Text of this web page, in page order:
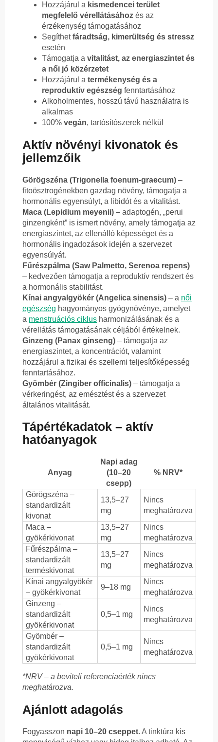
Hozzájárul a kismedencei terület
megfelelő vérellátásához és az
érzékenység támogatásához
Segíthetfáradtság, kimerültség és stressz
esetén
Támogatja a vitalitást, az energiaszintet és
a női jó közérzetet
Hozzájárul a termékenység és a
reproduktív egészség fenntartásához
Alkoholmentes, hosszú távú használatra is
alkalmas
100% vegán, tartósítószerek nélkül
Aktív növényi kivonatok és
jellemzőik
Görögszéna (Trigonella foenum-graecum) –
fitoösztrogénekben gazdag növény, támogatja a
hormonális egyensúlyt, a libidót és a vitalitást.
Maca (Lepidium meyenii) – adaptogén, „perui
ginzengként” is ismert növény, amely támogatja az
energiaszintet, az ellenálló képességet és a
hormonális ingadozások idején a szervezet
egyensúlyát.
Fűrészpálma (Saw Palmetto, Serenoa repens)
– kedvezően támogatja a reproduktív rendszert és
a hormonális stabilitást.
Kínai angyalgyökér (Angelica sinensis) – a női
egészség hagyományos gyógynövénye, amelyet
a menstruációs ciklus harmonizálásának és a
vérellátás támogatásának céljából értékelnek.
Ginzeng (Panax ginseng) – támogatja az
energiaszintet, a koncentrációt, valamint
hozzájárul a fizikai és szellemi teljesítőképesség
fenntartásához.
Gyömbér (Zingiber officinalis) – támogatja a
vérkeringést, az emésztést és a szervezet
általános vitalitását.
Tápértékadatok – aktív
hatóanyagok
Anyag
Napi adag
(10–20
csepp)
% NRV*
Görögszéna –
standardizált
kivonat
13,5–27
mg
Nincs
meghatározva
Maca –
gyökérkivonat
13,5–27
mg
Nincs
meghatározva
Fűrészpálma –
standardizált
terméskivonat
13,5–27
mg
Nincs
meghatározva
Kínai angyalgyökér
– gyökérkivonat
9–18 mg
Nincs
meghatározva
Ginzeng –
standardizált
gyökérkivonat
0,5–1 mg
Nincs
meghatározva
Gyömbér –
standardizált
gyökérkivonat
0,5–1 mg
Nincs
meghatározva
*NRV – a beviteli referenciaérték nincs
meghatározva.
Ajánlott adagolás
Fogyasszon napi 10–20 cseppet. A tinktúra kis